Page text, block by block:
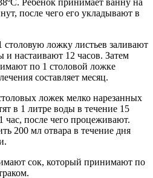
после чего его укладывают в
столовую ложку листьев заливают
и настаивают 12 часов. Затем
по 1 столовой ложке
составляет месяц.
ложек мелко нарезанных
в 1 литре воды в течение 15
час, после чего процеживают.
200 мл отвара в течение дня
сок, который принимают по